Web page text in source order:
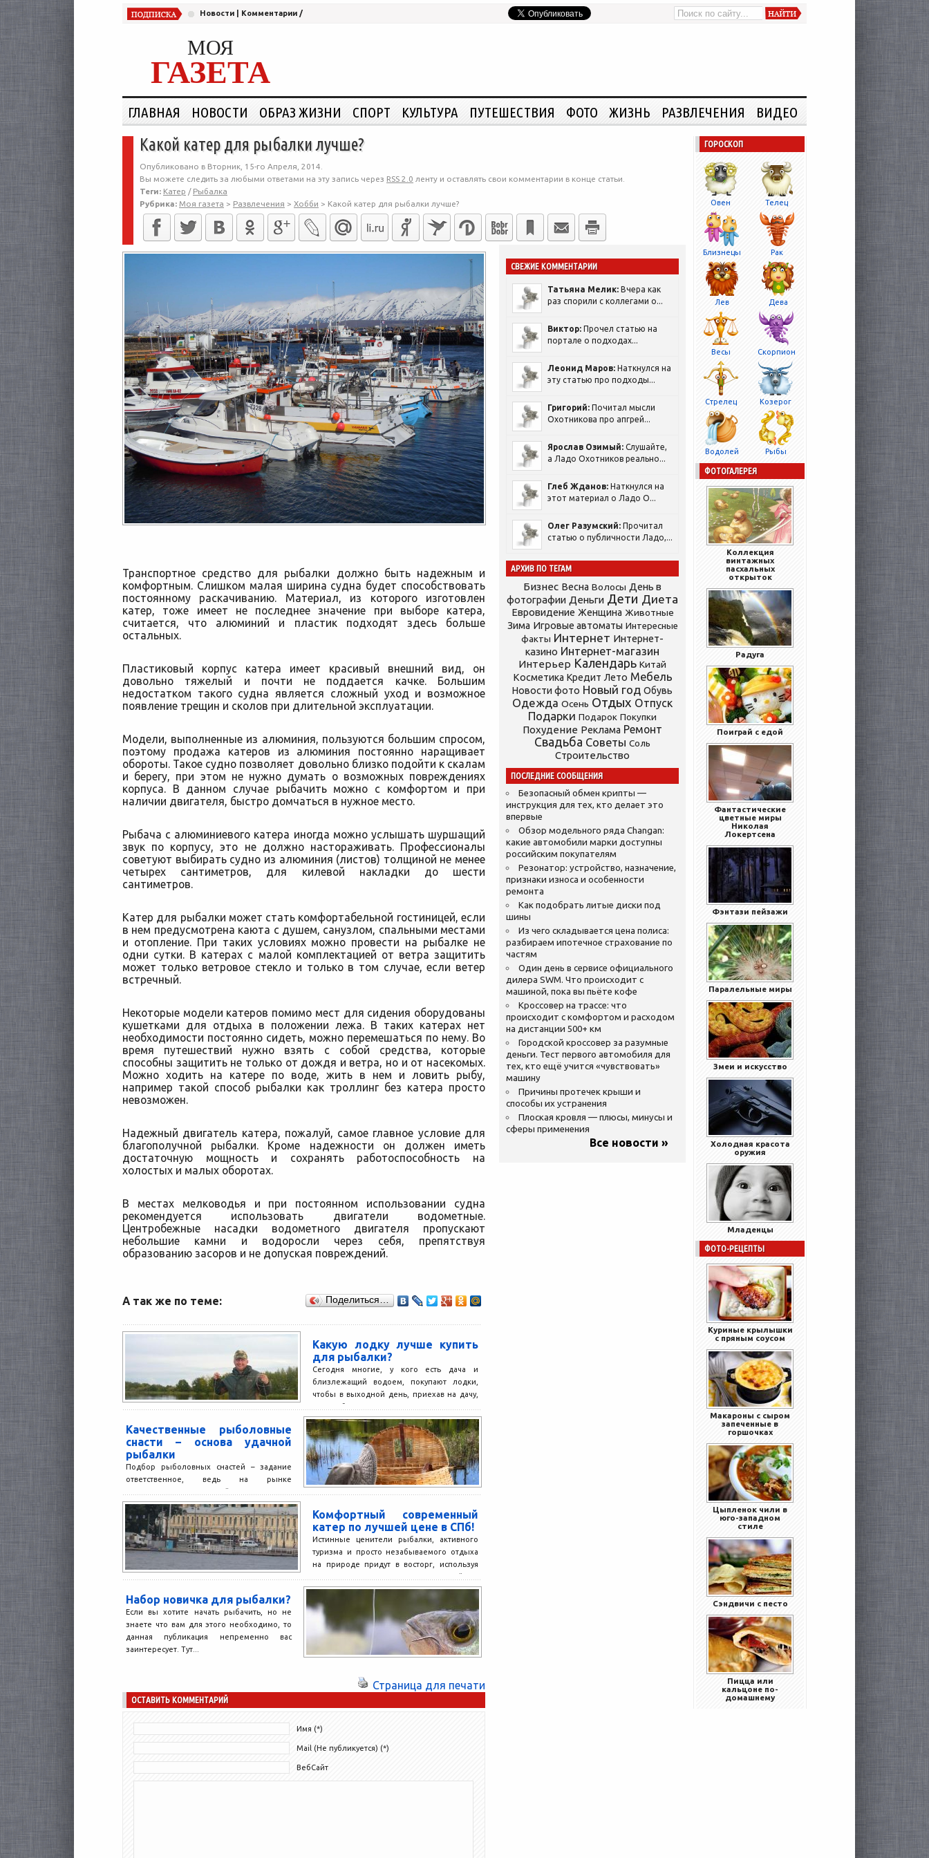
Новости Комментарии /
МОЯ
ГАЗЕТА
ГЛАВНАЯ НОВОСТИ ОБРАЗ ЖИЗНИ СПОРТ КУЛЬТУРА ПУТЕШЕСТВИЯ ФОТО ЖИЗНЬ РАЗВЛЕЧЕНИЯ ВИДЕО
Какой катер для рыбалки лучше?
Опубликовано в Вторник, 15-го Апреля, 2014.
Вы можете следить за любыми ответами на эту запись через RSS 2.0 ленту и оставлять свои комментарии в конце статьи.
Теги: Катер / Рыбалка
Рубрика: Моя газета > Развлечения > Хобби > Какой катер для рыбалки лучше?
Транспортное средство для рыбалки должно быть надежным и
комфортным. Слишком малая ширина судна будет способствовать
постоянному раскачиванию. Материал, из которого изготовлен
катер, тоже имеет не последнее значение при выборе катера,
считается, что алюминий и пластик подходят здесь больше
остальных.
Пластиковый корпус катера имеет красивый внешний вид, он
довольно тяжелый и почти не поддается качке. Большим
недостатком такого судна является сложный уход и возможное
появление трещин и сколов при длительной эксплуатации.
Модели, выполненные из алюминия, пользуются большим спросом,
поэтому продажа катеров из алюминия постоянно наращивает
обороты. Такое судно позволяет довольно близко подойти к скалам
и берегу, при этом не нужно думать о возможных повреждениях
корпуса. В данном случае рыбачить можно с комфортом и при
наличии двигателя, быстро домчаться в нужное место.
Рыбача с алюминиевого катера иногда можно услышать шуршащий
звук по корпусу, это не должно настораживать. Профессионалы
советуют выбирать судно из алюминия (листов) толщиной не менее
четырех сантиметров, для килевой накладки до шести
сантиметров.
Катер для рыбалки может стать комфортабельной гостиницей, если
в нем предусмотрена каюта с душем, санузлом, спальными местами
и отопление. При таких условиях можно провести на рыбалке не
одни сутки. В катерах с малой комплектацией от ветра защитить
может только ветровое стекло и только в том случае, если ветер
встречный.
Некоторые модели катеров помимо мест для сидения оборудованы
кушетками для отдыха в положении лежа. В таких катерах нет
необходимости постоянно сидеть, можно перемешаться по нему. Во
время путешествий нужно взять с собой средства, которые
способны защитить не только от дождя и ветра, но и от насекомых.
Можно ходить на катере по воде, жить в нем и ловить рыбу,
например такой способ рыбалки как троллинг без катера просто
невозможен.
Надежный двигатель катера, пожалуй, самое главное условие для
благополучной рыбалки. Кроме надежности он должен иметь
достаточную мощность и сохранять работоспособность на
холостых и малых оборотах.
В местах мелководья и при постоянном использовании судна
рекомендуется использовать двигатели водометные.
Центробежные насадки водометного двигателя пропускают
небольшие камни и водоросли через себя, препятствуя
образованию засоров и не допуская повреждений.
А так же по теме: Поделиться…
Какую лодку лучше купить
для рыбалки?
Сегодня многие, у кого есть дача и
близлежащий водоем, покупают лодки,
чтобы в выходной день, приехав на дачу,
можно было...
Качественные рыболовные
снасти – основа удачной
рыбалки
Подбор рыболовных снастей – задание
ответственное, ведь на рынке
представлен огромный ассортимент
товаров такого рода, отличающихся по
качеству исполнения и...
Комфортный современный
катер по лучшей цене в СПб!
Истинные ценители рыбалки, активного
туризма и просто незабываемого отдыха
на природе придут в восторг, используя
для организации своего досуга личный...
Набор новичка для рыбалки?
Если вы хотите начать рыбачить, но не
знаете что вам для этого необходимо, то
данная публикация непременно вас
заинтересует. Тут...
Страница для печати
ОСТАВИТЬ КОММЕНТАРИЙ
Имя (*)
Mail (Не публикуется) (*)
ВебСайт
СВЕЖИЕ КОММЕНТАРИИ
Татьяна Мелик: Вчера как
раз спорили с коллегами о...
Виктор: Прочел статью на
портале о подходах...
Леонид Маров: Наткнулся на
эту статью про подходы...
Григорий: Почитал мысли
Охотникова про апгрей...
Ярослав Озимый: Слушайте,
а Ладо Охотников реально...
Глеб Жданов: Наткнулся на
этот материал о Ладо О...
Олег Разумский: Прочитал
статью о публичности Ладо,...
АРХИВ ПО ТЕГАМ
Бизнес Весна Волосы День в
фотографии Деньги Дети Диета
Евровидение Женщина Животные
Зима Игровые автоматы Интересные
факты Интернет Интернет-
казино Интернет-магазин
Интерьер Календарь Китай
Косметика Кредит Лето Мебель
Новости фото Новый год Обувь
Одежда Осень Отдых Отпуск
Подарки Подарок Покупки
Похудение Реклама Ремонт
Свадьба Советы Соль
Строительство
ПОСЛЕДНИЕ СООБЩЕНИЯ
Безопасный обмен крипты —
инструкция для тех, кто делает это
впервые
Обзор модельного ряда Changan:
какие автомобили марки доступны
российским покупателям
Резонатор: устройство, назначение,
признаки износа и особенности
ремонта
Как подобрать литые диски под
шины
Из чего складывается цена полиса:
разбираем ипотечное страхование по
частям
Один день в сервисе официального
дилера SWM. Что происходит с
машиной, пока вы пьёте кофе
Кроссовер на трассе: что
происходит с комфортом и расходом
на дистанции 500+ км
Городской кроссовер за разумные
деньги. Тест первого автомобиля для
тех, кто ещё учится «чувствовать»
машину
Причины протечек крыши и
способы их устранения
Плоская кровля — плюсы, минусы и
сферы применения
Все новости »
ГОРОСКОП
Овен Телец
Близнецы Рак
Лев Дева
Весы Скорпион
Стрелец Козерог
Водолей Рыбы
ФОТОГАЛЕРЕЯ
Коллекция
винтажных
пасхальных
открыток
Радуга
Поиграй с едой
Фантастические
цветные миры
Николая
Локертсена
Фэнтази пейзажи
Паралельные миры
Змеи и искусство
Холодная красота
оружия
Младенцы
ФОТО-РЕЦЕПТЫ
Куриные крылышки
с пряным соусом
Макароны с сыром
запеченные в
горшочках
Цыпленок чили в
юго-западном
стиле
Сэндвичи с песто
Пицца или
кальцоне по-
домашнему